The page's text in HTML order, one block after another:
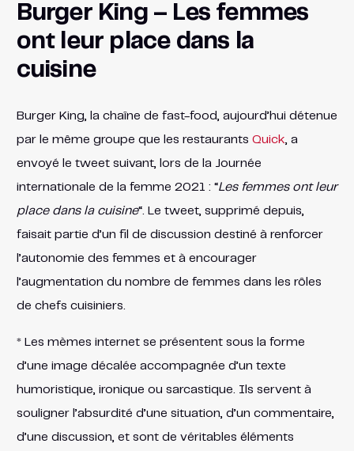
Burger King – Les femmes
ont leur place dans la
cuisine
Burger King, la chaîne de fast-food, aujourd’hui détenue
par le même groupe que les restaurants Quick , a
envoyé le tweet suivant, lors de la Journée
internationale de la femme 2021 : “Les femmes ont leur
place dans la cuisine“. Le tweet, supprimé depuis,
faisait partie d’un fil de discussion destiné à renforcer
l’autonomie des femmes et à encourager
l’augmentation du nombre de femmes dans les rôles
de chefs cuisiniers.
* Les mèmes internet se présentent sous la forme
d’une image décalée accompagnée d’un texte
humoristique, ironique ou sarcastique. Ils servent à
souligner l’absurdité d’une situation, d’un commentaire,
d’une discussion, et sont de véritables éléments